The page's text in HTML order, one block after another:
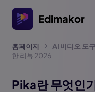
Edimakor
홈페이지 AI 비디오 도구
한 리뷰 2026
Pika란 무엇인